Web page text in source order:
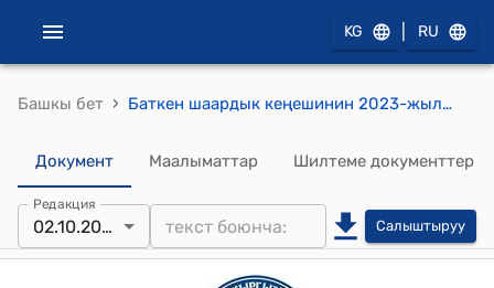
KG RU
Башкы бет › Баткен шаардык кеңешинин 2023-жылдын 2-октябры № 80 "Баткен шаарынын Чет-Булак аймактык башкармалыгында бала бакча үчүн калтырылган 0,50 га өлчөмүндөгү “жайыт жер” аянтын, “социалдык, өнөр жай курулуштарды куруу категориясына” трансформациялоого (которууга) макулдук берүү жөнүндө" токтому
Документ Маалыматтар Шилтеме документтер
Редакция
02.10.2023 Салыштыруу